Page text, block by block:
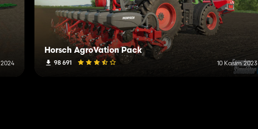
Horsch AgroVation Pack
98 691 10 Kasım 2023